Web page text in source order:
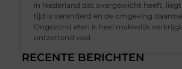
RECENTE BERICHTEN
in Nederland dat overgewicht heeft,
tijd is veranderd en de omgeving
Ongezond eten is heel makkelijk
ontzettend veel